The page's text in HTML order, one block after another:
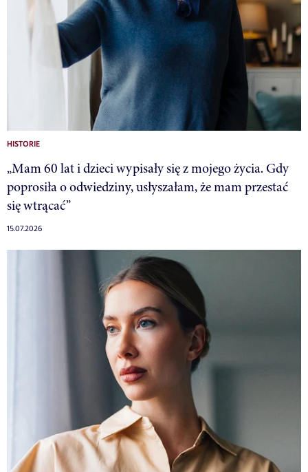
HISTORIE
„Mam 60 lat i dzieci wypisały się z mojego życia. Gdy
poprosiła o odwiedziny, usłyszałam, że mam przestać
się wtrącać”
15.07.2026